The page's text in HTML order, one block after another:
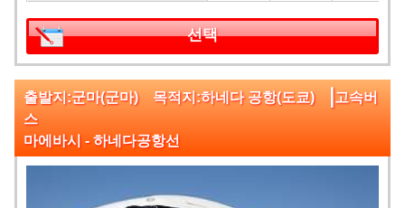
선택
출발지:군마(군마) 목적지:하네다 공항(도쿄) |고속버
스
마에바시 - 하네다공항선